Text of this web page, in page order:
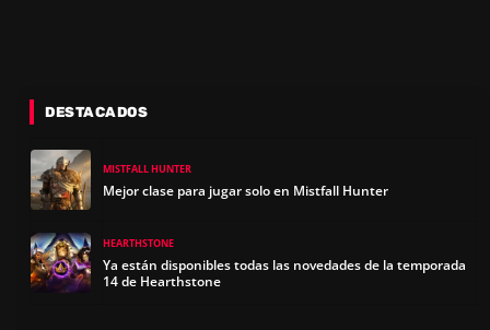
DESTACADOS
MISTFALL HUNTER
Mejor clase para jugar solo en Mistfall Hunter
HEARTHSTONE
Ya están disponibles todas las novedades de la temporada
14 de Hearthstone